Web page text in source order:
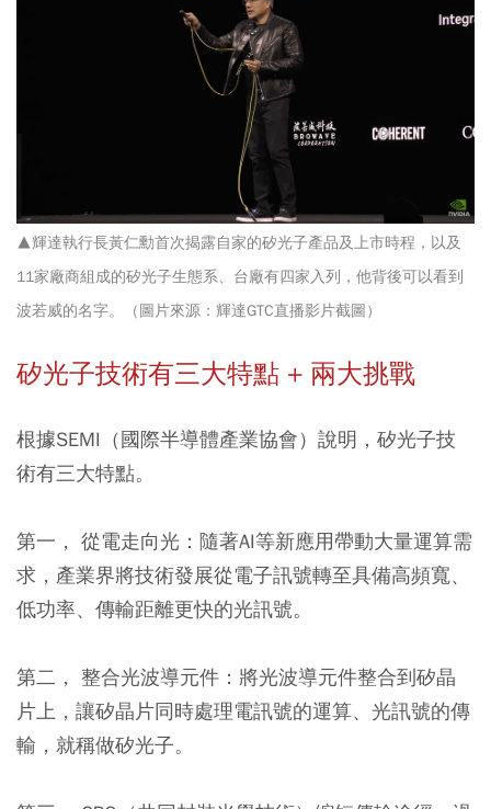
▲輝達執行長黃仁勳首次揭露自家的矽光子產品及上市時程，以及
11家廠商組成的矽光子生態系、台廠有四家入列，他背後可以看到
波若威的名字。
（圖片來源：輝達GTC直播影片截圖）
矽光子技術有三大特點 + 兩大挑戰
根據SEMI（國際半導體產業協會）說明，矽光子技
術有三大特點。
第一， 從電走向光 ：隨著AI等新應用帶動大量運算需
求，產業界將技術發展從電子訊號轉至具備高頻寬、
低功率、傳輸距離更快的光訊號。
第二， 整合光波導元件 ：將光波導元件整合到矽晶
片上，讓矽晶片同時處理電訊號的運算、光訊號的傳
輸，就稱做矽光子。